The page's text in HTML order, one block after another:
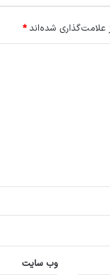
علامت‌گذاری شده‌اند*
وب‌ سایت